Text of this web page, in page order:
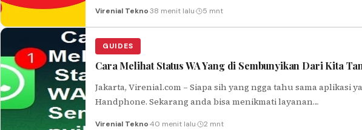
Virenial Tekno·38 menit lalu· 5 mnt
GUIDES
Cara Melihat Status WA Yang di Sembunyikan Dari Kita
Jakarta, Virenial.com – Siapa sih yang ngga tahu sama aplikasi
Handphone. Sekarang anda bisa menikmati layanan…
Virenial Tekno·40 menit lalu· 2 mnt